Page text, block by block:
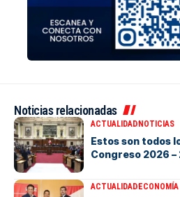
Noticias relacionadas
ACTUALIDADNOTICIAS
Estos son todos
Congreso 2026 –
ACTUALIDADECONOMÍA